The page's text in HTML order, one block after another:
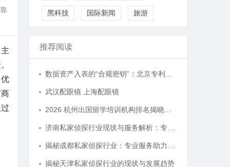
黑科技 国际新闻 旅游
推荐阅读
武汉配眼镜 上海配眼镜
揭秘天津私家侦探行业的现状与发展趋势